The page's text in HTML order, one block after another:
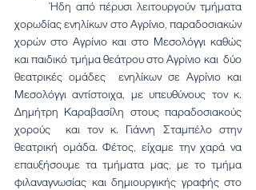
χορωδίας ενηλίκων στο Αγρίνιο, παραδοσιακών
χορών στο Αγρίνιο και στο Μεσολόγγι καθώς
και παιδικό τμήμα θεάτρου στο Αγρίνιο και  δύο
θεατρικές ομάδες  ενηλίκων σε Αγρίνιο και
Μεσολόγγι αντίστοιχα, με υπευθύνους τον κ.
Δημήτρη Καραβασίλη στους παραδοσιακούς
χορούς  και τον κ. Γιάννη Σταμπέλο στην
θεατρική ομάδα. Φέτος, είχαμε την χαρά να
επαυξήσουμε τα τμήματα μας, με το τμήμα
φιλαναγνωσίας και δημιουργικής γραφής στο